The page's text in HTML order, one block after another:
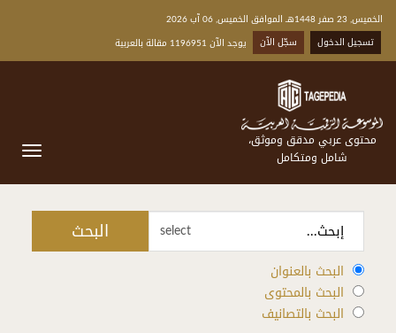
الخميس, 23 صفر 1448هـ الموافق الخميس, 06 آب 2026
تسجيل الدخول
سجّل الآن يوجد الآن 1196951 مقالة بالعربية
محتوى عربي مدقق وموثق،
شامل ومتكامل
select البحث
البحث بالعنوان
البحث بالمحتوى
البحث بالتصانيف